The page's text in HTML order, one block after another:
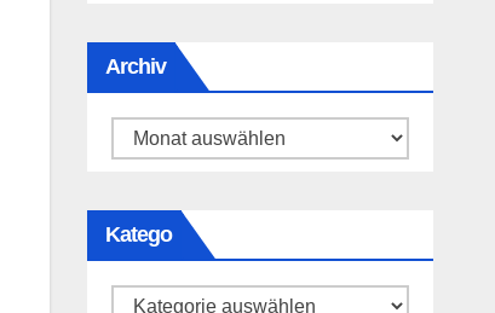
Archiv
Archiv
Katego
Katego